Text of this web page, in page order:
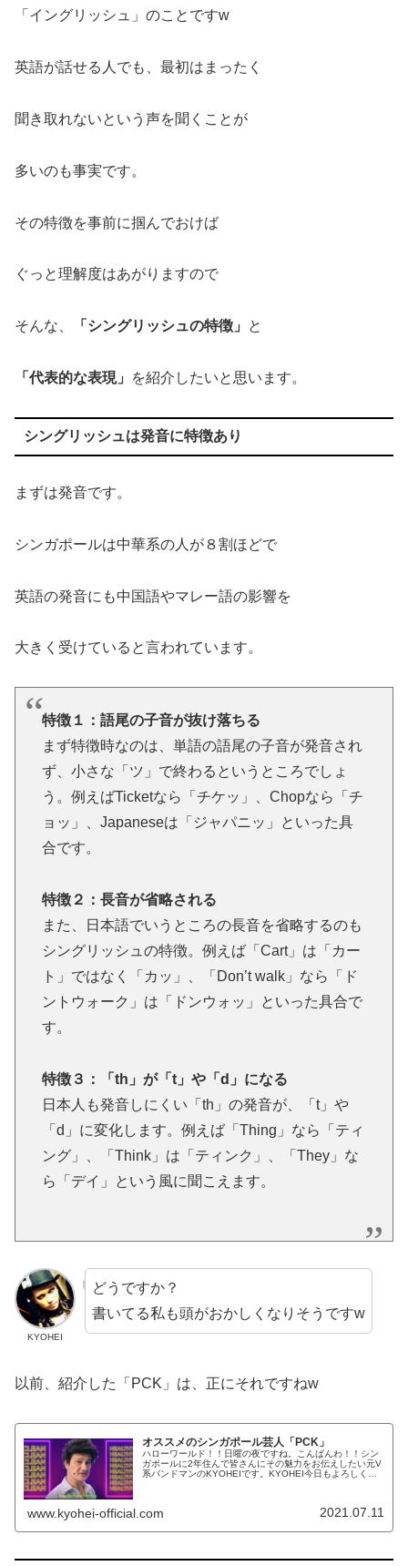
「イングリッシュ」のことですw
英語が話せる人でも、最初はまったく
聞き取れないという声を聞くことが
多いのも事実です。
その特徴を事前に掴んでおけば
ぐっと理解度はあがりますので
そんな、 「シングリッシュの特徴」 と
「代表的な表現」 を紹介したいと思います。
シングリッシュは発音に特徴あり
まずは発音です。
シンガポールは中華系の人が８割ほどで
英語の発音にも中国語やマレー語の影響を
大きく受けていると言われています。
特徴１：語尾の子音が抜け落ちる
まず特徴時なのは、単語の語尾の子音が発音され
ず、小さな「ツ」で終わるというところでしょ
う。例えばTicketなら「チケッ」、Chopなら「チ
ョッ」、Japaneseは「ジャパニッ」といった具
合です。
特徴２：長音が省略される
また、日本語でいうところの長音を省略するのも
シングリッシュの特徴。例えば「Cart」は「カー
ト」ではなく「カッ」、「Don’t walk」なら「ド
ントウォーク」は「ドンウォッ」といった具合で
す。
特徴３：「th」が「t」や「d」になる
日本人も発音しにくい「th」の発音が、「t」や
「d」に変化します。例えば「Thing」なら「ティ
ング」、「Think」は「ティンク」、「They」な
ら「デイ」という風に聞こえます。
KYOHEI
どうですか？
書いてる私も頭がおかしくなりそうですw
以前、紹介した「PCK」は、正にそれですねw
オススメのシンガポール芸人「PCK」
ハローワールド！！日曜の夜ですね。こんばんわ！！シン
ガポールに2年住んで皆さんにその魅力をお伝えしたい元V
系バンドマンのKYOHEIです。KYOHEI今日もよろしくお
www.kyohei-official.com 2021.07.11